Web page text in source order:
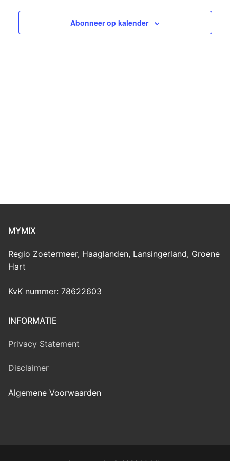
Abonneer op kalender
MYMIX
Regio Zoetermeer, Haaglanden, Lansingerland, Groene
Hart
KvK nummer: 78622603
INFORMATIE
Privacy Statement
Disclaimer
Algemene Voorwaarden